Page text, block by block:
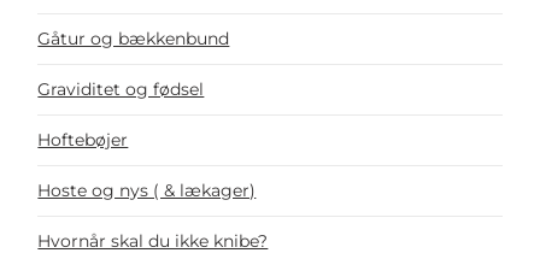
Gåtur og bækkenbund
Graviditet og fødsel
Hoftebøjer
Hoste og nys ( & lækager)
Hvornår skal du ikke knibe?